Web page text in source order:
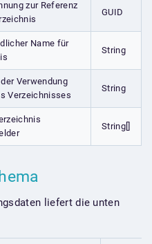
zur Referenz
GUID
Name für
String
Verwendung
Verzeichnisses
String
String[]
liefert die unten